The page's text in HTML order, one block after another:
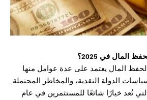
في 2025؟
لحفظ المال يعتمد على عدة عوامل منها
الدولة النقدية، والمخاطر المحتملة.
تُعد خيارًا شائعًا للمستثمرين في عام